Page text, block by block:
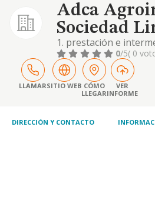
Adca
Sociedad
1. prestación e
prestación de
personas físicas de
administración de
negocio,
jurídico, fiscal, laboral,
intermediación y
0/5( 0
LLAMARSITIO WEB CÓMO
LLEGAR
VER
INFORME
DIRECCIÓN Y CONTACTO